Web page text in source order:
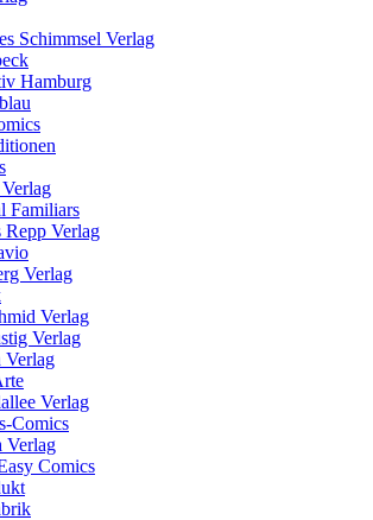
Schimmsel Verlag
Hamburg
Familiars
Repp Verlag
Verlag
Verlag
Verlag
Verlag
Verlag
Comics
Verlag
Comics